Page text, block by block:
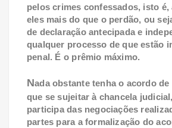
pelos crimes confessados, isto é,
eles mais do que o perdão, ou
de declaração antecipada e
qualquer processo de que estão
penal. É o prêmio máximo.
Nada obstante tenha o acordo
que se sujeitar à chancela
participa das negociações
partes para a formalização do